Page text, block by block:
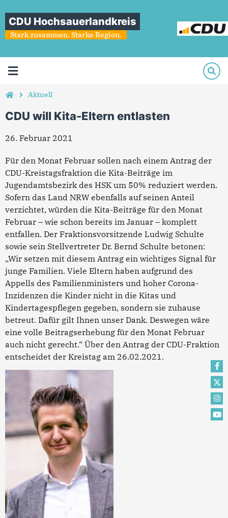
CDU Hochsauerlandkreis
Stark zusammen. Starke Region.
Aktuell
CDU will Kita-Eltern entlasten
26. Februar 2021
Für den Monat Februar sollen nach einem Antrag der
CDU-Kreistagsfraktion die Kita-Beiträge im
Jugendamtsbezirk des HSK um 50% reduziert werden.
Sofern das Land NRW ebenfalls auf seinen Anteil
verzichtet, würden die Kita-Beiträge für den Monat
Februar – wie schon bereits im Januar – komplett
entfallen. Der Fraktionsvorsitzende Ludwig Schulte
sowie sein Stellvertreter Dr. Bernd Schulte betonen:
„Wir setzen mit diesem Antrag ein wichtiges Signal für
junge Familien. Viele Eltern haben aufgrund des
Appells des Familienministers und hoher Corona-
Inzidenzen die Kinder nicht in die Kitas und
Kindertagespflegen gegeben, sondern sie zuhause
betreut. Dafür gilt Ihnen unser Dank. Deswegen wäre
eine volle Beitragserhebung für den Monat Februar
auch nicht gerecht.“ Über den Antrag der CDU-Fraktion
entscheidet der Kreistag am 26.02.2021.